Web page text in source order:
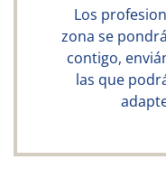
Los
zona se
contigo,
las que